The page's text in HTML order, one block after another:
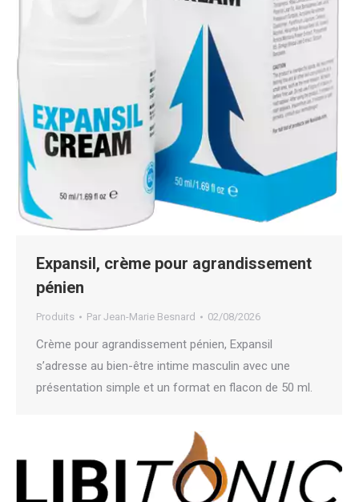
Expansil, crème pour agrandissement
pénien
Produits Par Jean-Marie Besnard 02/08/2026
Crème pour agrandissement pénien, Expansil
s’adresse au bien-être intime masculin avec une
présentation simple et un format en flacon de 50 ml.